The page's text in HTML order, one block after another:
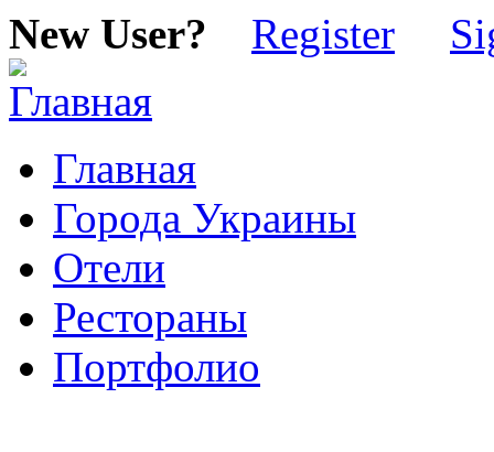
New User? Register
Главная
Города Украины
Отели
Рестораны
Портфолио